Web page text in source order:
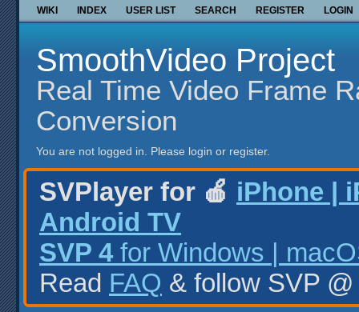
WIKI INDEX USER LIST SEARCH REGISTER LOGIN
SmoothVideo Project
Real Time Video Frame
Conversion
You are not logged in. Please login or register.
SVPlayer for 🍎 iPhone |
Android TV
SVP 4 for Windows |
Read FAQ & follow SVP